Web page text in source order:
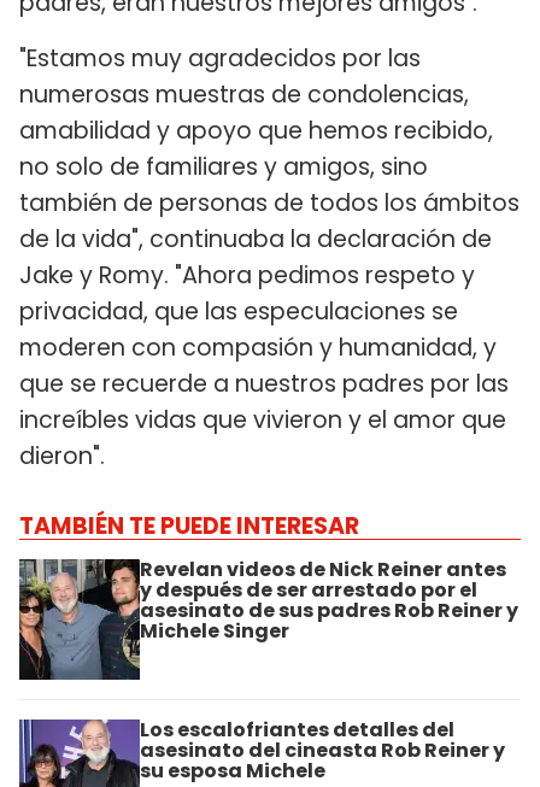
"Estamos muy agradecidos por las
numerosas muestras de condolencias,
amabilidad y apoyo que hemos recibido,
no solo de familiares y amigos, sino
también de personas de todos los ámbitos
de la vida", continuaba la declaración de
Jake y Romy. "Ahora pedimos respeto y
privacidad, que las especulaciones se
moderen con compasión y humanidad, y
que se recuerde a nuestros padres por las
increíbles vidas que vivieron y el amor que
dieron".
TAMBIÉN TE PUEDE INTERESAR
Revelan videos de Nick Reiner antes
y después de ser arrestado por el
asesinato de sus padres Rob Reiner y
Michele Singer
Los escalofriantes detalles del
asesinato del cineasta Rob Reiner y
su esposa Michele